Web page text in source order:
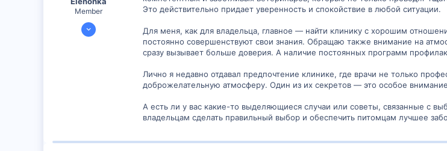
Поделитесь своими впечатлениями — пусть у каждого животного будет
Member
7 Июл 2025
Это действительно придает уверенность и спокойствие в любой ситуации.
Для меня, как для владельца, главное — найти клинику с хорошим
постоянно совершенствуют свои знания. Обращаю также внимание на
сразу вызывает больше доверия. А наличие постоянных программ
Лично я недавно отдавал предпочтение клинике, где врачи не только
доброжелательную атмосферу. Один из их секретов — это особое
А есть ли у вас какие-то выделяющиеся случаи или советы, связанные с
владельцам сделать правильный выбор и обеспечить питомцам лучшее